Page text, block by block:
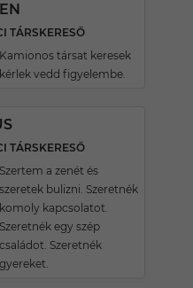
TÁRSKERESŐ
Kamionos társat keresek
kérlek vedd figyelembe.
TÁRSKERESŐ
Szertem a zenét és
szeretek bulizni. Szeretnék
komoly kapcsolatot.
Szeretnék egy szép
családot. Szeretnék
gyereket.